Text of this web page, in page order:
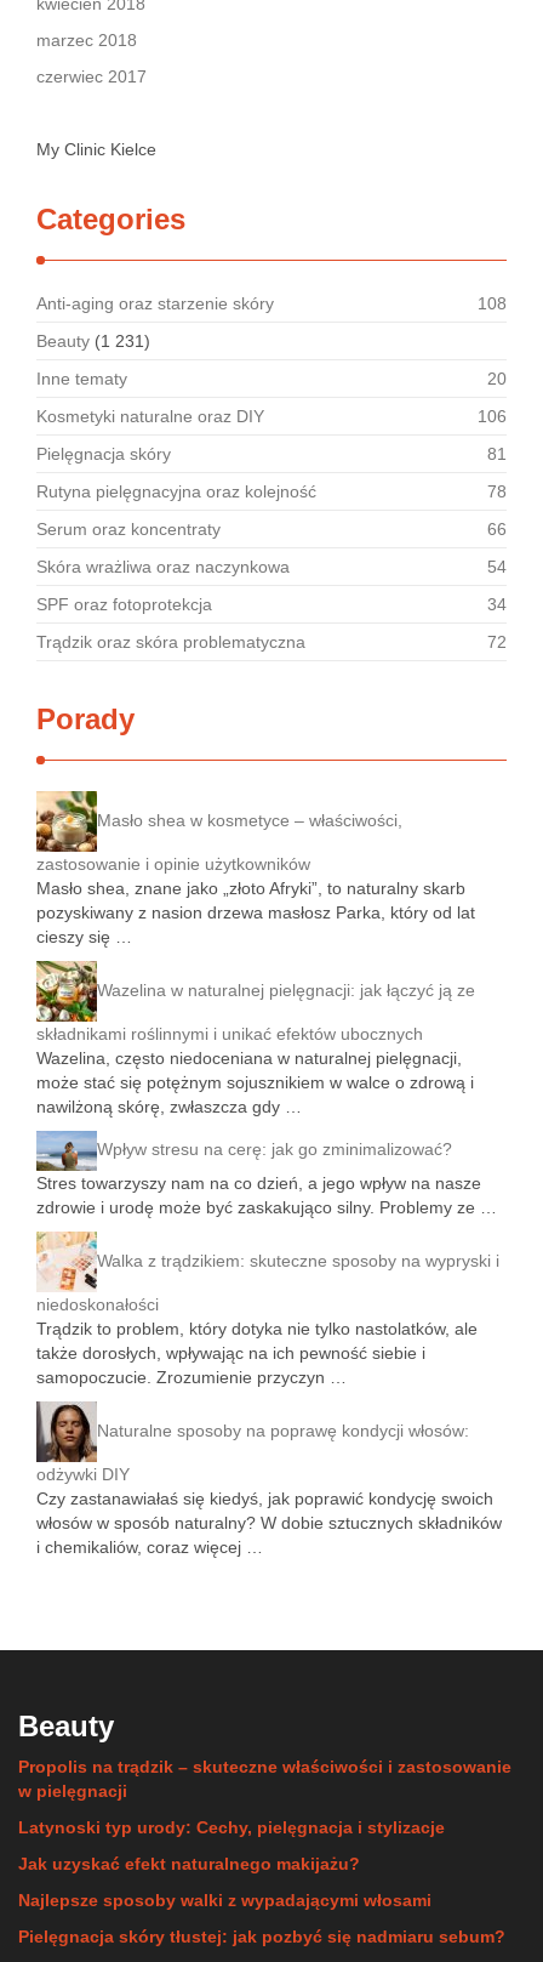
marzec 2018
czerwiec 2017
My Clinic Kielce
Categories
Anti-aging oraz starzenie skóry
108
Beauty (1 231)
Inne tematy
20
Kosmetyki naturalne oraz DIY
106
Pielęgnacja skóry
81
Rutyna pielęgnacyjna oraz kolejność
78
Serum oraz koncentraty
66
Skóra wrażliwa oraz naczynkowa
54
SPF oraz fotoprotekcja
34
Trądzik oraz skóra problematyczna
72
Porady
Masło shea w kosmetyce – właściwości,
zastosowanie i opinie użytkowników
Masło shea, znane jako „złoto Afryki”, to naturalny skarb
pozyskiwany z nasion drzewa masłosz Parka, który od lat
cieszy się …
Wazelina w naturalnej pielęgnacji: jak łączyć ją ze
składnikami roślinnymi i unikać efektów ubocznych
Wazelina, często niedoceniana w naturalnej pielęgnacji,
może stać się potężnym sojusznikiem w walce o zdrową i
nawilżoną skórę, zwłaszcza gdy …
Wpływ stresu na cerę: jak go zminimalizować?
Stres towarzyszy nam na co dzień, a jego wpływ na nasze
zdrowie i urodę może być zaskakująco silny. Problemy ze …
Walka z trądzikiem: skuteczne sposoby na wypryski i
niedoskonałości
Trądzik to problem, który dotyka nie tylko nastolatków, ale
także dorosłych, wpływając na ich pewność siebie i
samopoczucie. Zrozumienie przyczyn …
Naturalne sposoby na poprawę kondycji włosów:
odżywki DIY
Czy zastanawiałaś się kiedyś, jak poprawić kondycję swoich
włosów w sposób naturalny? W dobie sztucznych składników
i chemikaliów, coraz więcej …
Beauty
Propolis na trądzik – skuteczne właściwości i zastosowanie
w pielęgnacji
Latynoski typ urody: Cechy, pielęgnacja i stylizacje
Jak uzyskać efekt naturalnego makijażu?
Najlepsze sposoby walki z wypadającymi włosami
Pielęgnacja skóry tłustej: jak pozbyć się nadmiaru sebum?